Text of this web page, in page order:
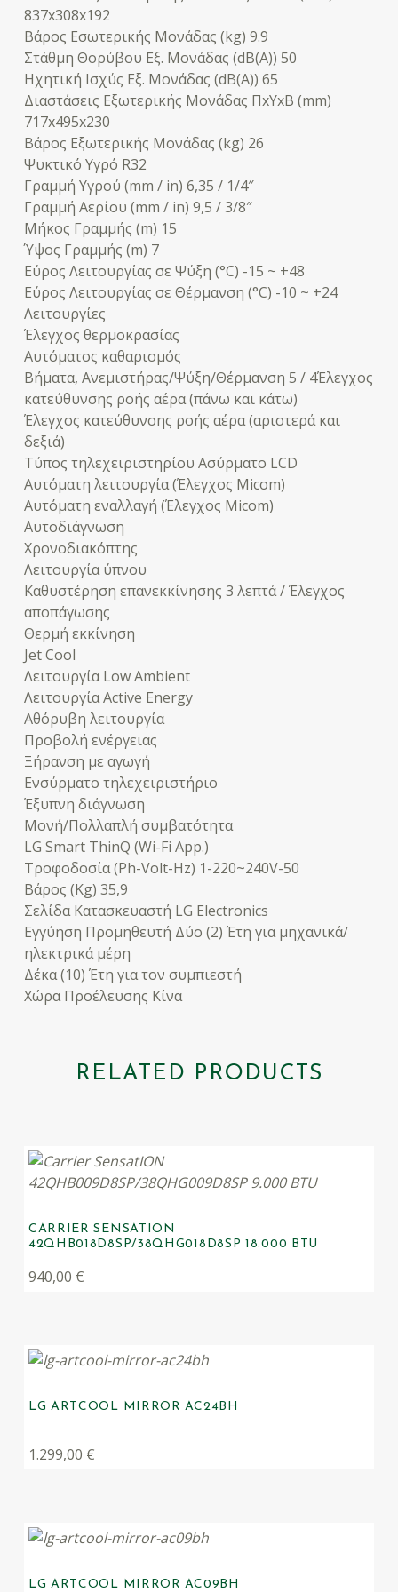
837x308x192
Βάρος Εσωτερικής Μονάδας (kg) 9.9
Στάθμη Θορύβου Εξ. Μονάδας (dB(A)) 50
Ηχητική Ισχύς Εξ. Μονάδας (dB(A)) 65
Διαστάσεις Εξωτερικής Μονάδας ΠxΥxΒ (mm)
717x495x230
Βάρος Εξωτερικής Μονάδας (kg) 26
Ψυκτικό Υγρό R32
Γραμμή Υγρού (mm / in) 6,35 / 1/4″
Γραμμή Αερίου (mm / in) 9,5 / 3/8″
Μήκος Γραμμής (m) 15
Ύψος Γραμμής (m) 7
Εύρος Λειτουργίας σε Ψύξη (°C) -15 ~ +48
Εύρος Λειτουργίας σε Θέρμανση (°C) -10 ~ +24
Λειτουργίες
Έλεγχος θερμοκρασίας
Αυτόματος καθαρισμός
Βήματα, Ανεμιστήρας/Ψύξη/Θέρμανση 5 / 4Έλεγχος
κατεύθυνσης ροής αέρα (πάνω και κάτω)
Έλεγχος κατεύθυνσης ροής αέρα (αριστερά και
δεξιά)
Τύπος τηλεχειριστηρίου Ασύρματο LCD
Αυτόματη λειτουργία (Έλεγχος Micom)
Αυτόματη εναλλαγή (Έλεγχος Micom)
Αυτοδιάγνωση
Χρονοδιακόπτης
Λειτουργία ύπνου
Καθυστέρηση επανεκκίνησης 3 λεπτά / Έλεγχος
αποπάγωσης
Θερμή εκκίνηση
Jet Cool
Λειτουργία Low Ambient
Λειτουργία Active Energy
Αθόρυβη λειτουργία
Προβολή ενέργειας
Ξήρανση με αγωγή
Ενσύρματο τηλεχειριστήριο
Έξυπνη διάγνωση
Μονή/Πολλαπλή συμβατότητα
LG Smart ThinQ (Wi-Fi App.)
Τροφοδοσία (Ph-Volt-Hz) 1-220~240V-50
Βάρος (Kg) 35,9
Σελίδα Κατασκευαστή LG Electronics
Εγγύηση Προμηθευτή Δύο (2) Έτη για μηχανικά/
ηλεκτρικά μέρη
Δέκα (10) Έτη για τον συμπιεστή
Χώρα Προέλευσης Κίνα
RELATED PRODUCTS
CARRIER SENSATION
42QHB018D8SP/38QHG018D8SP 18.000 BTU
940,00 €
LG ARTCOOL MIRROR AC24BH
1.299,00 €
LG ARTCOOL MIRROR AC09BH